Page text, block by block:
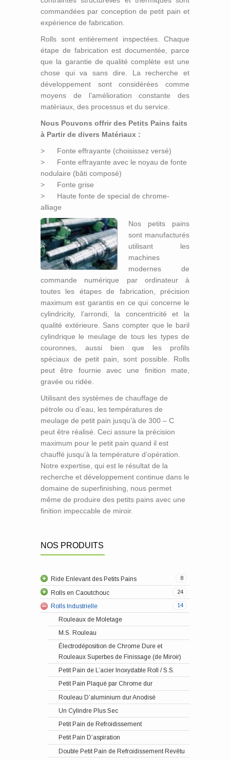
commandées par conception de petit pain et
expérience de fabrication.
Rolls sont entièrement inspectées. Chaque
étape de fabrication est documentée, parce
que la garantie de qualité complète est une
chose qui va sans dire. La recherche et
développement sont considérées comme
moyens de l’amélioration constante des
matériaux, des processus et du service.
Nous Pouvons offrir des Petits Pains faits
à Partir de divers Matériaux :
> Fonte effrayante (choisissez versé)
> Fonte effrayante avec le noyau de fonte
nodulaire (bâti composé)
> Fonte grise
> Haute fonte de special de chrome-
alliage
Nos petits pains
sont manufacturés
utilisant les
machines
modernes de
commande numérique par ordinateur à
toutes les étapes de fabrication, précision
maximum est garantis en ce qui concerne le
cylindricity, l’arrondi, la concentricité et la
qualité extérieure. Sans compter que le baril
cylindrique le meulage de tous les types de
couronnes, aussi bien que les profils
spéciaux de petit pain, sont possible. Rolls
peut être fournie avec une finition mate,
gravée ou ridée.
Utilisant des systèmes de chauffage de
pétrole ou d’eau, les températures de
meulage de petit pain jusqu’à de 300 – C
peut être réalisé. Ceci assure la précision
maximum pour le petit pain quand il est
chauffé jusqu’à la température d’opération.
Notre expertise, qui est le résultat de la
recherche et développement continue dans le
domaine de superfinishing, nous permet
même de produire des petits pains avec une
finition impeccable de miroir.
NOS PRODUITS
8
Ride Enlevant des Petits Pains
Petit Pain D’arc
Roule D’extenseur en Métal
Petit Pain D’extenseur de Lamelle
Réparations et Entretien
24
Rolls en Caoutchouc
Rouleaux en Caoutchouc
Rouleaux de Guide
Rouleau de Brosse
Rouleau en Caoutchouc dur Superbe
Tube en Caoutchouc Gonflable
Point de Contact Rolls
Galet Presseur
Rouleaux D’impression
Impression Rouleaux
Rouleaux de P U
Rouleau de Silicium
Écran Exposant le Tube
Réenduisage du Rouleau en Caoutchouc
Réparation et Entretien du Rouleau en
Rouleau en Caoutchouc d’EPDM
Rouleaux en Caoutchouc du Néoprène
Rouleau en Caoutchouc de Hypolon
Rouleau en Plastique
Douille Rapide de Changement
Rouleau de Tube en Caoutchouc
Ceinture en Caoutchouc
Douilles en Caoutchouc
14
Rolls Industrielle
Rouleaux de Moletage
M.S. Rouleau
Électrodéposition de Chrome Dure et
Rouleaux Superbes de Finissage (de Miroir)
Petit Pain de L’acier Inoxydable Roll / S.S.
Petit Pain Plaqué par Chrome dur
Rouleau D’aluminium dur Anodisé
Un Cylindre Plus Sec
Petit Pain de Refroidissement
Petit Pain D’aspiration
Double Petit Pain de Refroidissement Revêtu
Dispositif D’alignement de Web
Guidage de Bord
Ligne Guidage
Déroulez le Guidage
Cheminement de l’Assemblée de Rouleau